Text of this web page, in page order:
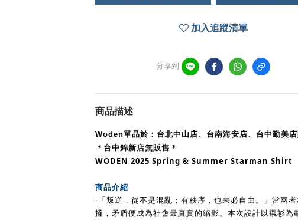
加入追蹤清單
分享到
商品描述
Woden單品於：台北中山店、台南海安店、台中勤美店
＊台中錦新店無販售＊
WODEN 2025 Spring & Summer Starman Shirt
商品介紹
-「叛逆，從不是混亂；有秩序，也未必自由。」 當兩
撞，矛盾便成為社會最真實的縮影。 本次設計以襯衫為